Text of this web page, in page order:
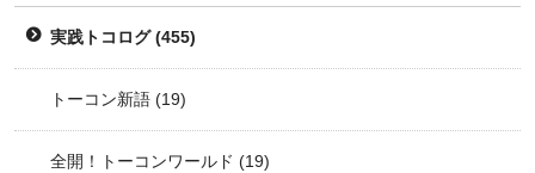
実践トコログ(455)
トーコン新語 (19)
全開！トーコンワールド (19)